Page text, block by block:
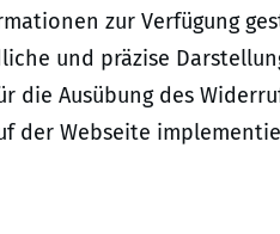
zur Verfügung
und präzise
die Ausübung des
der Webseite